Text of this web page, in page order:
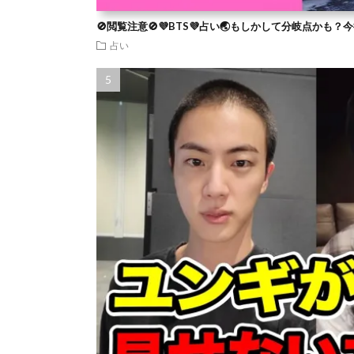
🚫閲覧注意🚫💜BTS💜占い🌏もしかして分岐点かも？
占い